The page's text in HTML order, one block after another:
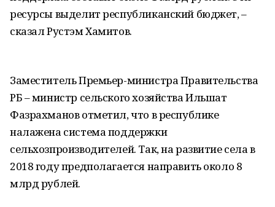
ресурсы выделит республиканский бюджет, –
сказал Рустэм Хамитов.
Заместитель Премьер-министра Правительства
РБ – министр сельского хозяйства Ильшат
Фазрахманов отметил, что в республике
налажена система поддержки
сельхозпроизводителей. Так, на развитие села в
2018 году предполагается направить около 8
млрд рублей.